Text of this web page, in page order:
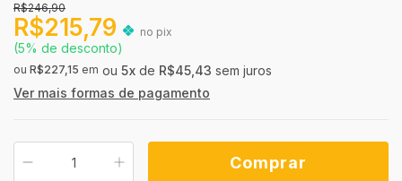
R$246,90
R$215,79 no pix
(5% de desconto)
ou R$227,15 em 5x de R$45,43 sem juros
Ver mais formas de pagamento